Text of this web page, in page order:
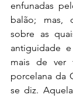
enfunadas
balão; mas,
sobre as
antiguidade
mais de ver
porcelana da
se diz.